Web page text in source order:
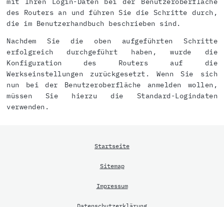
des Routers an und führen Sie die Schritte durch,
die im Benutzerhandbuch beschrieben sind.
Nachdem Sie die oben aufgeführten Schritte
erfolgreich durchgeführt haben, wurde die
Konfiguration des Routers auf die
Werkseinstellungen zurückgesetzt. Wenn Sie sich
nun bei der Benutzeroberfläche anmelden wollen,
müssen Sie hierzu die Standard-Logindaten
verwenden.
Startseite
Sitemap
Impressum